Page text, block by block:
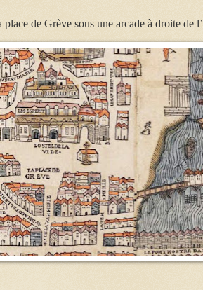
de Grève sous une arcade à droite de